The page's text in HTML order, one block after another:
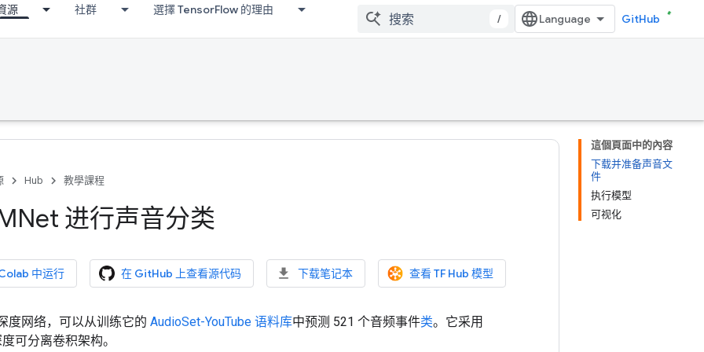
源 社群 選擇 TensorFlow 的理由
/ GitHub
這個頁面中的內容
下载并准备声音文
件
执行模型
可视化
Hub 教學課程
进行声音分类
中运行 在 GitHub 上查看源代码 下载笔记本 查看 TF Hub 模型
度网络，可以从训练它的 AudioSet-YouTube 语料库中预测 521 个音频事件类。它采用
可分离卷积架构。